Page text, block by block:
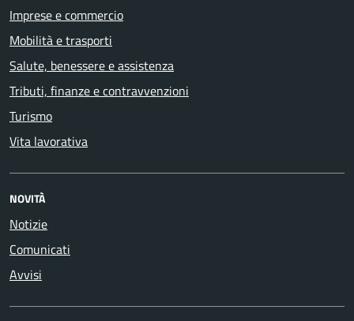
Imprese e commercio
Mobilità e trasporti
Salute, benessere e assistenza
Tributi, finanze e contravvenzioni
Turismo
Vita lavorativa
NOVITÀ
Notizie
Comunicati
Avvisi